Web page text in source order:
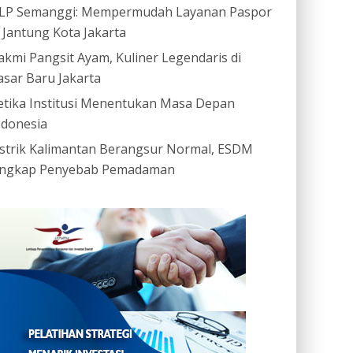
Semanggi: Mempermudah Layanan Paspor
Kota Jakarta
Pangsit Ayam, Kuliner Legendaris di
Baru Jakarta
Institusi Menentukan Masa Depan
Kalimantan Berangsur Normal, ESDM
Penyebab Pemadaman